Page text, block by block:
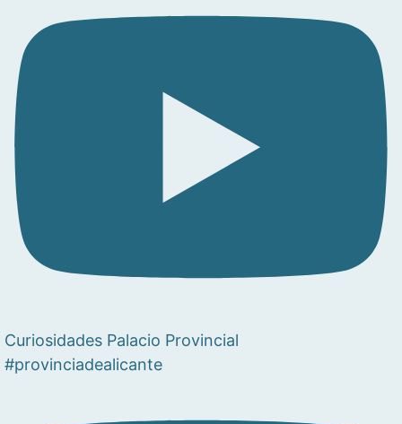
Curiosidades Palacio Provincial
#provinciadealicante